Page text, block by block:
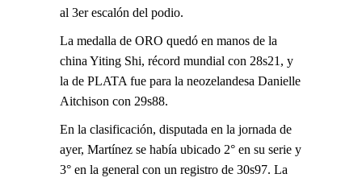
al 3er escalón del podio.
La medalla de ORO quedó en manos de la
china Yiting Shi, récord mundial con 28s21, y
la de PLATA fue para la neozelandesa Danielle
Aitchison con 29s88.
En la clasificación, disputada en la jornada de
ayer, Martínez se había ubicado 2° en su serie y
3° en la general con un registro de 30s97. La